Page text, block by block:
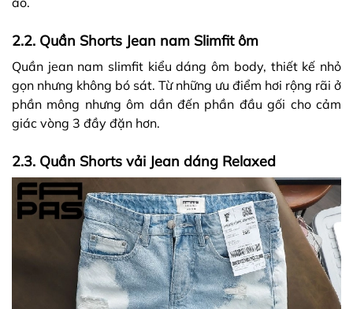
2.2. Quần Shorts Jean nam Slimfit ôm
Quần jean nam slimfit kiểu dáng ôm body, thiết kế nhỏ
gọn nhưng không bó sát. Từ những ưu điểm hơi rộng rãi ở
phần mông nhưng ôm dần đến phần đầu gối cho cảm
giác vòng 3 đầy đặn hơn.
2.3. Quần Shorts vải Jean dáng Relaxed